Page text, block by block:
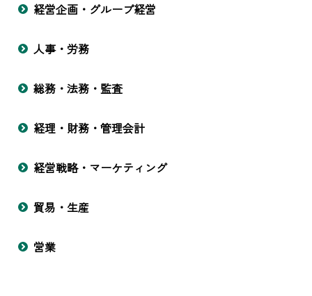
経営企画・グループ経営
人事・労務
総務・法務・監査
経理・財務・管理会計
経営戦略・マーケティング
貿易・生産
営業